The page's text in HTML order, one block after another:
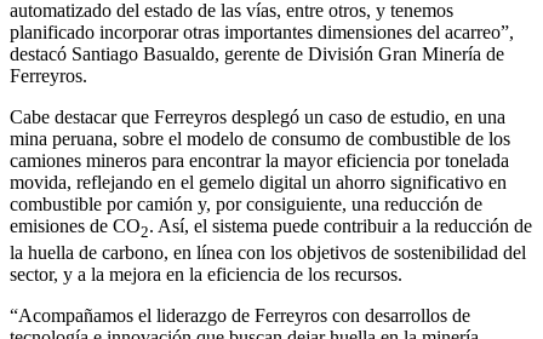
automatizado del estado de las vías, entre otros, y tenemos
planificado incorporar otras importantes dimensiones del acarreo”,
destacó Santiago Basualdo, gerente de División Gran Minería de
Ferreyros.
Cabe destacar que Ferreyros desplegó un caso de estudio, en una
mina peruana, sobre el modelo de consumo de combustible de los
camiones mineros para encontrar la mayor eficiencia por tonelada
movida, reflejando en el gemelo digital un ahorro significativo en
combustible por camión y, por consiguiente, una reducción de
emisiones de CO2. Así, el sistema puede contribuir a la reducción de
la huella de carbono, en línea con los objetivos de sostenibilidad del
sector, y a la mejora en la eficiencia de los recursos.
“Acompañamos el liderazgo de Ferreyros con desarrollos de